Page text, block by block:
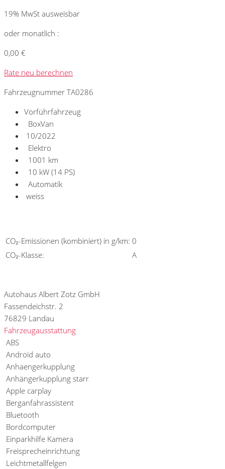
19% MwSt ausweisbar
oder monatlich :
0,00 €
Rate neu berechnen
Fahrzeugnummer TA0286
Vorführfahrzeug
BoxVan
10/2022
Elektro
1001 km
10 kW (14 PS)
Automatik
weiss
CO₂-Emissionen (kombiniert) in g/km: 0
CO₂-Klasse:
A
Autohaus Albert Zotz GmbH
Fassendeichstr. 2
76829 Landau
Fahrzeugausstattung
ABS
Android auto
Anhaengerkupplung
Anhängerkupplung starr
Apple carplay
Berganfahrassistent
Bluetooth
Bordcomputer
Einparkhilfe Kamera
Freisprecheinrichtung
Leichtmetallfelgen